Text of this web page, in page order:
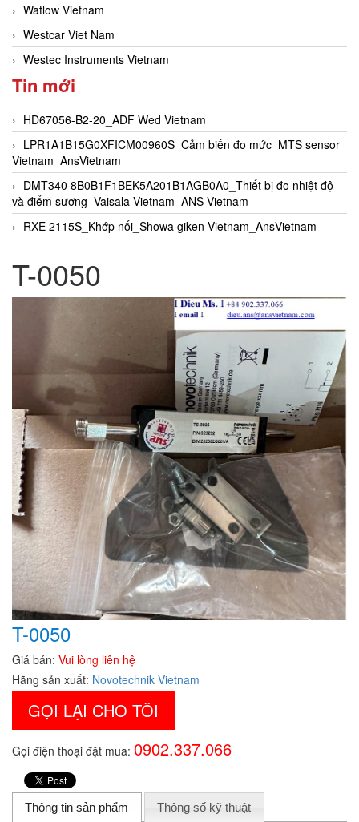
Watlow Vietnam
Westcar Viet Nam
Westec Instruments Vietnam
Tin mới
HD67056-B2-20_ADF Wed Vietnam
LPR1A1B15G0XFICM00960S_Cảm biến đo mức_MTS sensor
Vietnam_AnsVietnam
DMT340 8B0B1F1BEK5A201B1AGB0A0_Thiết bị đo nhiệt độ
và điểm sương_Vaisala Vietnam_ANS Vietnam
RXE 2115S_Khớp nối_Showa giken Vietnam_AnsVietnam
T-0050
T-0050
Giá bán: Vui lòng liên hệ
Hãng sản xuất: Novotechnik Vietnam
GỌI LẠI CHO TÔI
Gọi điện thoại đặt mua: 0902.337.066
Thông tin sản phẩm Thông số kỹ thuật